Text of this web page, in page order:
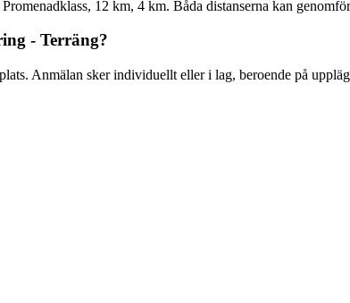
12 km, 4 km. Båda distanserna kan
- Terräng?
Anmälan sker individuellt eller i lag, beroende på